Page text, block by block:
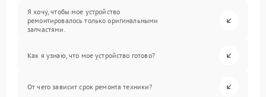
Я хочу, чтобы мое устройство
ремонтировалось только оригинальными
запчастями.
Как я узнаю, что мое устройство готово?
От чего зависит срок ремонта техники?